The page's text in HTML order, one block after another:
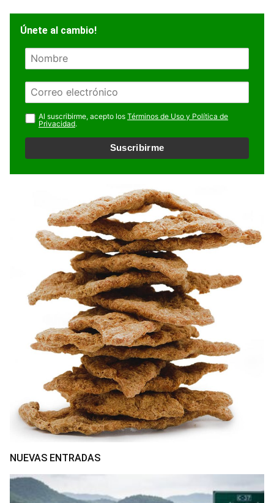
Únete al cambio!
N
r
e
E
m
a
i
l
Al suscribirme, acepto los Términos de Uso y Política de
Privacidad.
Suscribirme
NUEVAS ENTRADAS